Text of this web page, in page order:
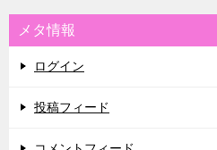
メタ情報
ログイン
投稿フィード